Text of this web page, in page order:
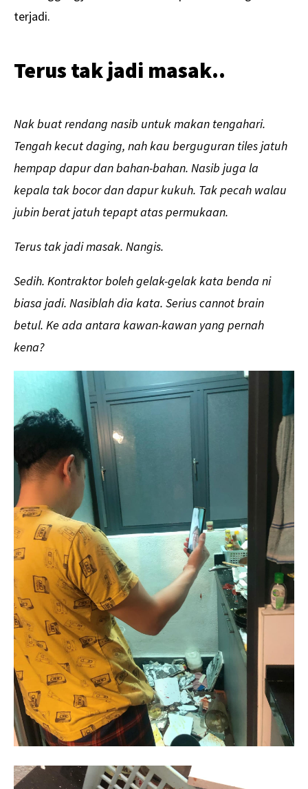
terjadi.
Terus tak jadi masak..
Nak buat rendang nasib untuk makan tengahari.
Tengah kecut daging, nah kau berguguran tiles jatuh
hempap dapur dan bahan-bahan. Nasib juga la
kepala tak bocor dan dapur kukuh. Tak pecah walau
jubin berat jatuh tepapt atas permukaan.
Terus tak jadi masak. Nangis.
Sedih. Kontraktor boleh gelak-gelak kata benda ni
biasa jadi. Nasiblah dia kata. Serius cannot brain
betul. Ke ada antara kawan-kawan yang pernah
kena?